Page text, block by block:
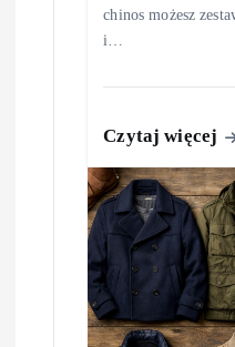
chinos możesz
i…
Czytaj więcej